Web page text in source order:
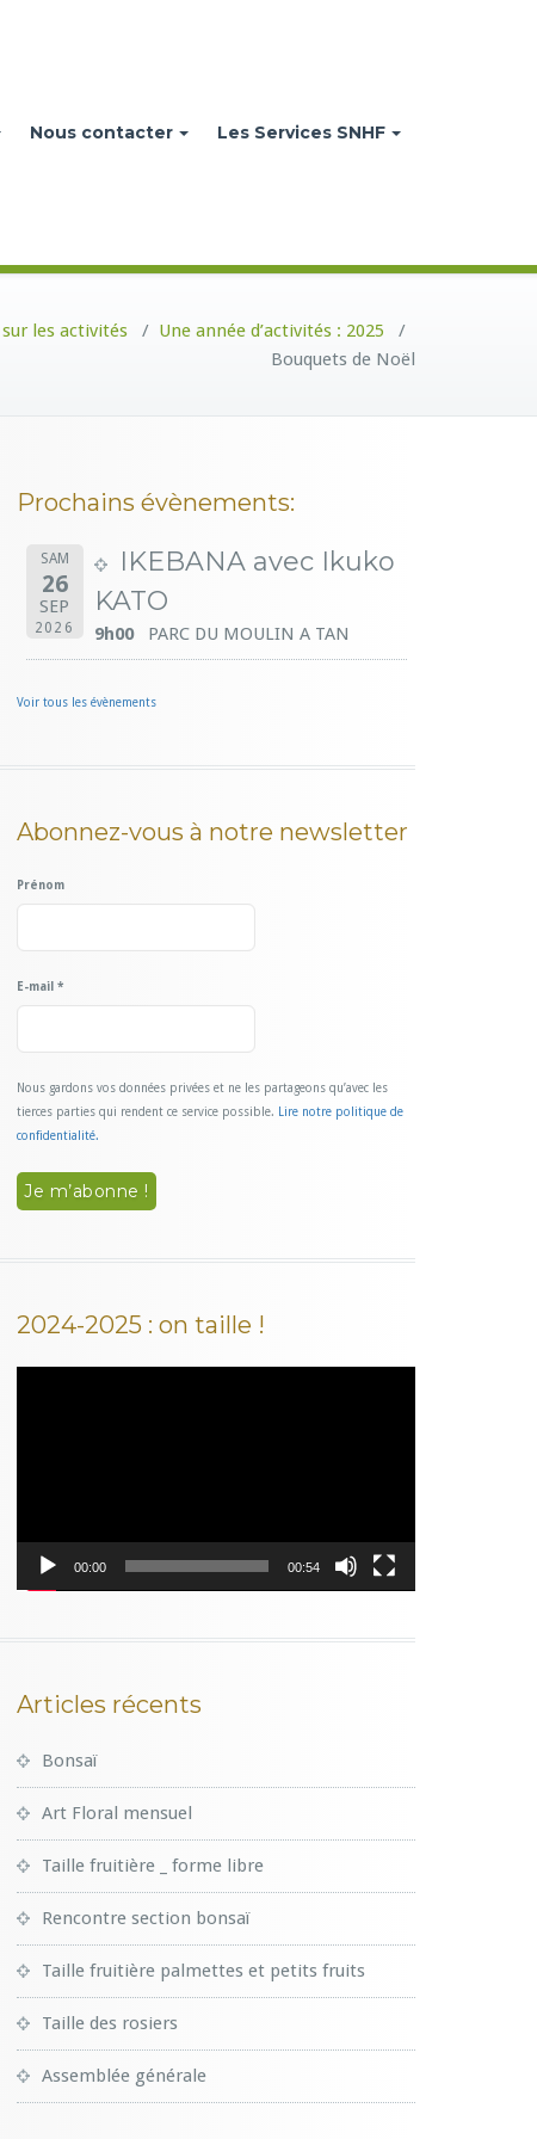
Nous contacter Les Services SNHF
les activités / Une année d’activités : 2025 /
Bouquets de Noël
Prochains évènements:
SAM
26
SEP
2026
IKEBANA avec Ikuko
KATO
9h00 PARC DU MOULIN A TAN
Voir tous les évènements
Abonnez-vous à notre newsletter
Prénom
E-mail *
Nous gardons vos données privées et ne les partageons qu’avec les
tierces parties qui rendent ce service possible.
Lire notre politique de
confidentialité.
2024-2025 : on taille !
00:00 00:54
Articles récents
Bonsaï
Art Floral mensuel
Taille fruitière _ forme libre
Rencontre section bonsaï
Taille fruitière palmettes et petits fruits
Taille des rosiers
Assemblée générale